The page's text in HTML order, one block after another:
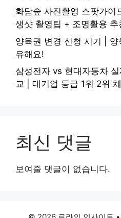
화담숲 사진촬영 스팟가이
생샷 촬영팁 + 조명활용 추
양육권 변경 신청 시기 |
유해요!
삼성전자 vs 현대자동차
교 | 대기업 등급 1위 2위
최신 댓글
보여줄 댓글이 없습니다.